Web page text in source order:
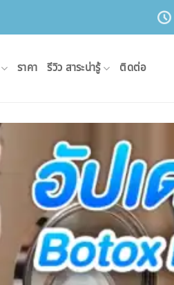
ราคา รีวิว สาระน่ารู้ ติดต่อ